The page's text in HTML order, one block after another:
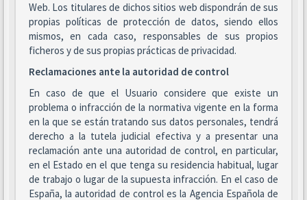
Web. Los titulares de dichos sitios web dispondrán de sus
propias políticas de protección de datos, siendo ellos
mismos, en cada caso, responsables de sus propios
ficheros y de sus propias prácticas de privacidad.
Reclamaciones ante la autoridad de control
En caso de que el Usuario considere que existe un
problema o infracción de la normativa vigente en la forma
en la que se están tratando sus datos personales, tendrá
derecho a la tutela judicial efectiva y a presentar una
reclamación ante una autoridad de control, en particular,
en el Estado en el que tenga su residencia habitual, lugar
de trabajo o lugar de la supuesta infracción. En el caso de
España, la autoridad de control es la Agencia Española de